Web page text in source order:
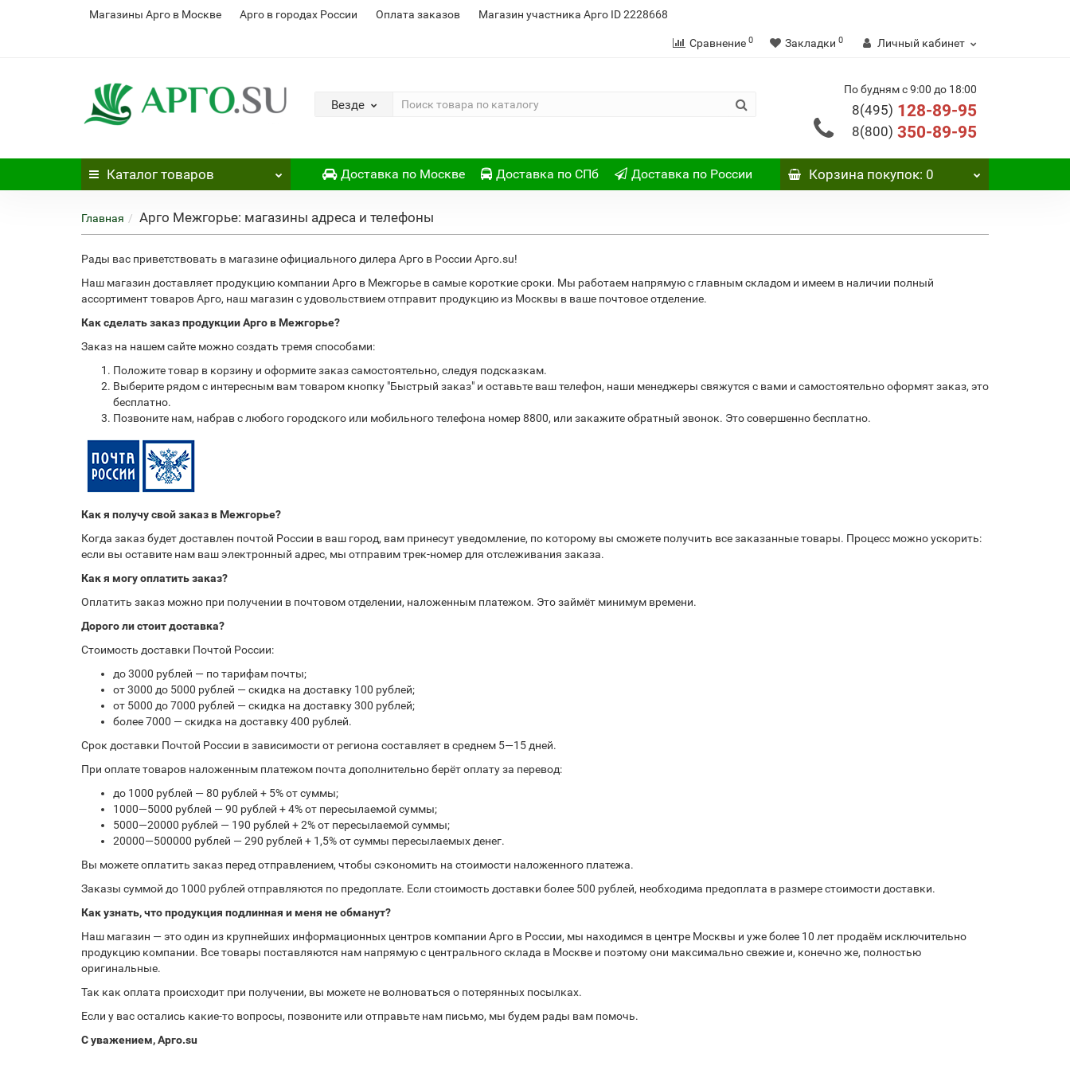
Магазины Арго в Москве Арго в городах России Оплата заказов Магазин участника Арго ID 2228668
Сравнение 0 Закладки 0 Личный кабинет
Везде
По будням с 9:00 до 18:00
8(495) 128-89-95
8(800) 350-89-95
Каталог товаров Доставка по Москве Доставка по СПб Доставка по России Корзинапокупок: 0
Главная Арго Межгорье: магазины адреса и телефоны
Рады вас приветствовать в магазине официального дилера Арго в России Арго.su!
Наш магазин доставляет продукцию компании Арго в Межгорье в самые короткие сроки. Мы работаем напрямую с главным складом и имеем в наличии полный
ассортимент товаров Арго, наш магазин с удовольствием отправит продукцию из Москвы в ваше почтовое отделение.
Как сделать заказ продукции Арго в Межгорье?
Заказ на нашем сайте можно создать тремя способами:
Положите товар в корзину и оформите заказ самостоятельно, следуя подсказкам.
Выберите рядом с интересным вам товаром кнопку "Быстрый заказ" и оставьте ваш телефон, наши менеджеры свяжутся с вами и самостоятельно оформят заказ, это
бесплатно.
Позвоните нам, набрав с любого городского или мобильного телефона номер 8800, или закажите обратный звонок. Это совершенно бесплатно.
Как я получу свой заказ в Межгорье?
Когда заказ будет доставлен почтой России в ваш город, вам принесут уведомление, по которому вы сможете получить все заказанные товары. Процесс можно ускорить:
если вы оставите нам ваш электронный адрес, мы отправим трек-номер для отслеживания заказа.
Как я могу оплатить заказ?
Оплатить заказ можно при получении в почтовом отделении, наложенным платежом. Это займёт минимум времени.
Дорого ли стоит доставка?
Стоимость доставки Почтой России:
до 3000 рублей — по тарифам почты;
от 3000 до 5000 рублей — скидка на доставку 100 рублей;
от 5000 до 7000 рублей — скидка на доставку 300 рублей;
более 7000 — скидка на доставку 400 рублей.
Срок доставки Почтой России в зависимости от региона составляет в среднем 5—15 дней.
При оплате товаров наложенным платежом почта дополнительно берёт оплату за перевод:
до 1000 рублей — 80 рублей + 5% от суммы;
1000—5000 рублей — 90 рублей + 4% от пересылаемой суммы;
5000—20000 рублей — 190 рублей + 2% от пересылаемой суммы;
20000—500000 рублей — 290 рублей + 1,5% от суммы пересылаемых денег.
Вы можете оплатить заказ перед отправлением, чтобы сэкономить на стоимости наложенного платежа.
Заказы суммой до 1000 рублей отправляются по предоплате. Если стоимость доставки более 500 рублей, необходима предоплата в размере стоимости доставки.
Как узнать, что продукция подлинная и меня не обманут?
Наш магазин — это один из крупнейших информационных центров компании Арго в России, мы находимся в центре Москвы и уже более 10 лет продаём исключительно
продукцию компании. Все товары поставляются нам напрямую с центрального склада в Москве и поэтому они максимально свежие и, конечно же, полностью
оригинальные.
Так как оплата происходит при получении, вы можете не волноваться о потерянных посылках.
Если у вас остались какие-то вопросы, позвоните или отправьте нам письмо, мы будем рады вам помочь.
С уважением, Арго.su